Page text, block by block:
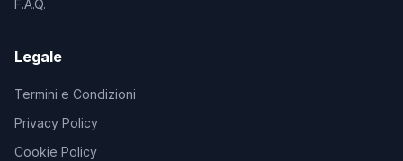
F.A.Q.
Legale
Termini e Condizioni
Privacy Policy
Cookie Policy